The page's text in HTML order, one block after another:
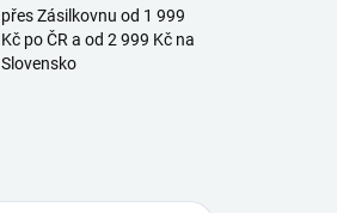
přes Zásilkovnu od 1 999
Kč po ČR a od 2 999 Kč na
Slovensko